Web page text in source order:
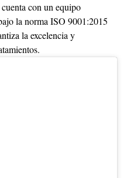
con un equipo
la norma ISO 9001:2015
la excelencia y